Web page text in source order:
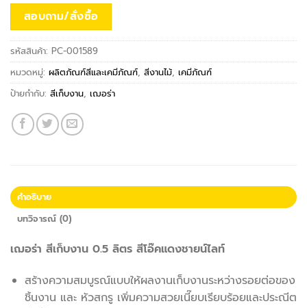
สอบถาม/สั่งซื้อ
รหัสสินค้า: PC-001589
หมวดหมู่: ผลิตภัณฑ์สีและเคมีภัณฑ์, สีงานไม้, เคมีภัณฑ์
ป้ายกำกับ: สีเก็บงาน, เฌอร่า
คำอธิบาย
บทวิจารณ์ (0)
เฌอร่า สีเก็บงาน 0.5 ลิตร สีโอ๊คแดงชายน์ไลท์
สร้างความสมบูรณ์แบบให้ผลงานเก็บงานระหว่างรอยต่อของ
ชิ้นงาน และ หัวสกรู เพิ่มความสวยเนี๊ยบเรียบร้อยและประณีต